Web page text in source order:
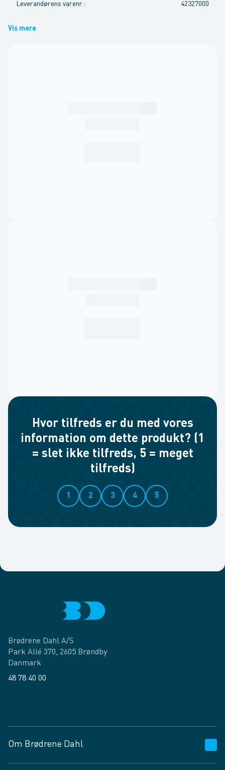
Leverandørens varenr. : 42327000
Vis mere
Hvor tilfreds er du med vores
information om dette produkt? (1
= slet ikke tilfreds, 5 = meget
tilfreds)
1 2 3 4 5
Brødrene Dahl A/S
Park Allé 370, 2605 Brøndby
Danmark
48 78 40 00
Om Brødrene Dahl